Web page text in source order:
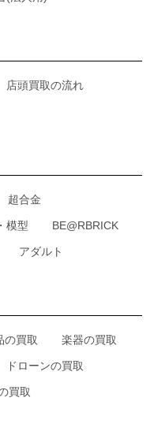
店頭買取の流れ
超合金
模型 BE@RBRICK
アダルト
の買取 楽器の買取
ドローンの買取
買取